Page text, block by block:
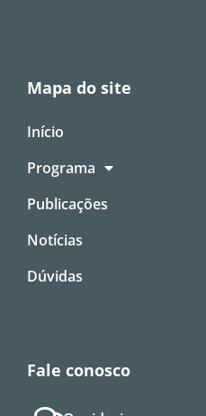
Mapa do site
Início
Programa
Publicações
Notícias
Dúvidas
Fale conosco